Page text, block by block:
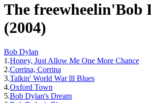
The freewheelin'Bob
(2004)
Bob Dylan
1.Honey, Just Allow Me One More Chance
2.Corrina, Corrina
3.Talkin' World War lll Blues
4.Oxford Town
5.Bob Dylan's Dream